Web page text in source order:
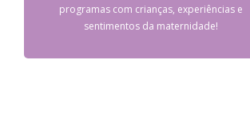
programas com crianças, experiências e
sentimentos da maternidade!